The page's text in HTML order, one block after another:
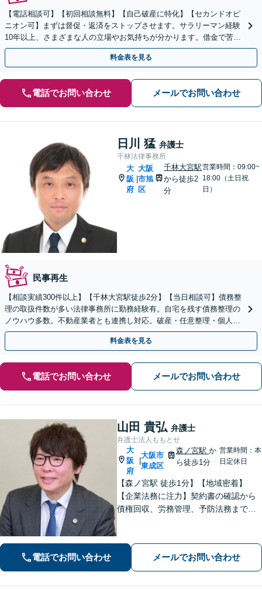
【電話相談可】【初回相談無料】【自己破産に特化】【セカンドオピ
ニオン可】まずは督促・返済をストップさせます。サラリーマン経験
10年以上、さまざまな人の立場やお気持ちが分かります。借金で苦し
んでいる方の、人生の再スタートのお手伝いをします。
料金表を見る
電話でお問い合わせ メールでお問い合わせ
日川 猛 弁護士
千林法律事務所
大
阪
府
|
大阪
市旭
区
千林大宮駅
から徒歩2
分
営業時間：09:00~
18:00（土日祝
日）
民事再生
【相談実績300件以上】【千林大宮駅徒歩2分】【当日相談可】債務整
理の取扱件数が多い法律事務所に勤務経験有。自宅を残す債務整理の
ノウハウ多数。不動産業者とも連携し対応。破産・任意整理・個人再
生なら私にお任せください。法人破産にも対応。
料金表を見る
電話でお問い合わせ メールでお問い合わせ
山田 貴弘 弁護士
弁護士法人ももとせ
大
阪
府
|
大阪市
東成区
森ノ宮駅か
ら徒歩1分
営業時間：本
日定休日
【森ノ宮駅 徒歩1分】【地域密着】
【企業法務に注力】契約書の確認から
債権回収、労務管理、予防法務までサ
で、まずはお気軽にご相談ください。
電話でお問い合わせ メールでお問い合わせ